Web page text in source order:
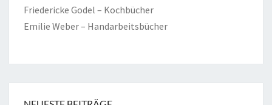
Friedericke Godel – Kochbücher
Emilie Weber – Handarbeitsbücher